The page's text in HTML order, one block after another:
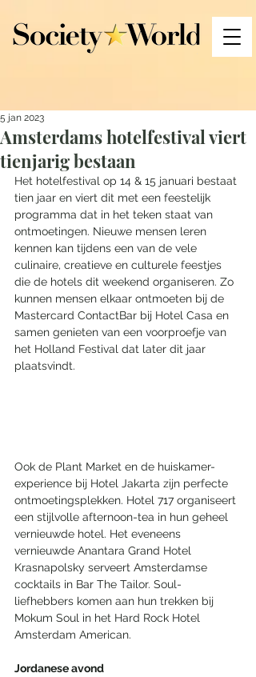
Amsterdams hotelfestival viert
tienjarig bestaan
5 jan 2023
Het hotelfestival op 14 & 15 januari bestaat
tien jaar en viert dit met een feestelijk
programma dat in het teken staat van
ontmoetingen. Nieuwe mensen leren
kennen kan tijdens een van de vele
culinaire, creatieve en culturele feestjes
die de hotels dit weekend organiseren. Zo
kunnen mensen elkaar ontmoeten bij de
Mastercard ContactBar bij Hotel Casa en
samen genieten van een voorproefje van
het Holland Festival dat later dit jaar
plaatsvindt.
Ook de Plant Market en de huiskamer-
experience bij Hotel Jakarta zijn perfecte
ontmoetingsplekken. Hotel 717 organiseert
een stijlvolle afternoon-tea in hun geheel
vernieuwde hotel. Het eveneens
vernieuwde Anantara Grand Hotel
Krasnapolsky serveert Amsterdamse
cocktails in Bar The Tailor. Soul-
liefhebbers komen aan hun trekken bij
Mokum Soul in het Hard Rock Hotel
Amsterdam American.
Jordanese avond